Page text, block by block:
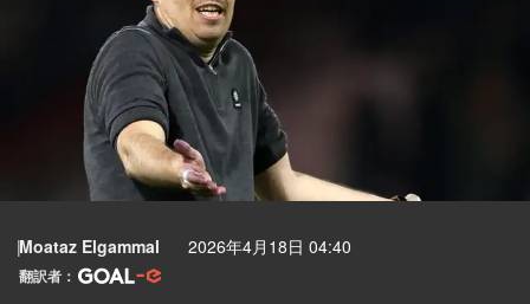
Moataz Elgammal 2026年4月18日 04:40
翻訳者：